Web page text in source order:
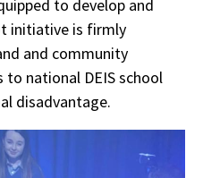
to develop and
initiative is firmly
and community
to national DEIS school
disadvantage.